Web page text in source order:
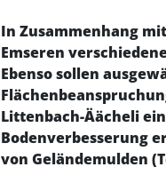
In Zusammenhang
Emseren
Ebenso sollen
Littenbach-Äächeli
Bodenverbesserung
von Geländemulden